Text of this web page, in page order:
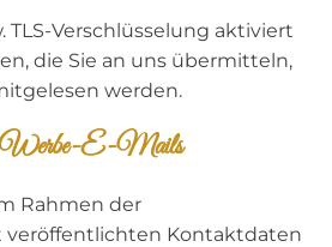
TLS-Verschlüsselung aktiviert
die Sie an uns übermitteln,
werden.
Werbe-E-Mails
Rahmen der
veröffentlichten Kontaktdaten